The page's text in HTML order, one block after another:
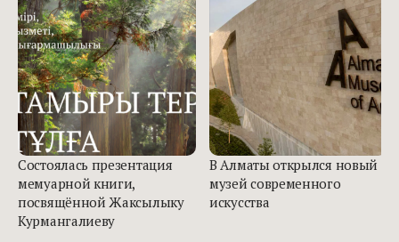
Состоялась презентация
мемуарной книги,
посвящённой Жаксылыку
Курмангалиеву
В Алматы открылся новый
музей современного
искусства